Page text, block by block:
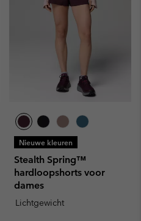
Nieuwe kleuren
Stealth Spring™
hardloopshorts voor
dames
Lichtgewicht